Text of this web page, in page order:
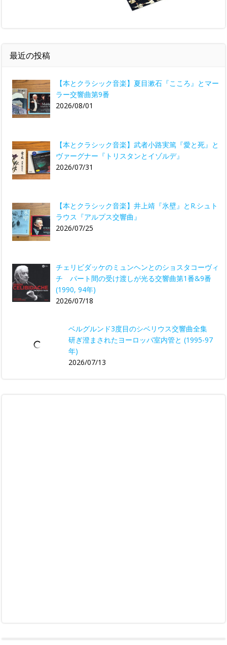
最近の投稿
【本とクラシック音楽】夏目漱石『こころ』とマー
ラー交響曲第9番
2026/08/01
【本とクラシック音楽】武者小路実篤『愛と死』と
ヴァーグナー『トリスタンとイゾルデ』
2026/07/31
【本とクラシック音楽】井上靖『氷壁』とR.シュト
ラウス『アルプス交響曲』
2026/07/25
チェリビダッケのミュンヘンとのショスタコーヴィ
チ パート間の受け渡しが光る交響曲第1番&9番
(1990, 94年)
2026/07/18
ベルグルンド3度目のシベリウス交響曲全集
研ぎ澄まされたヨーロッパ室内管と (1995-97
年)
2026/07/13